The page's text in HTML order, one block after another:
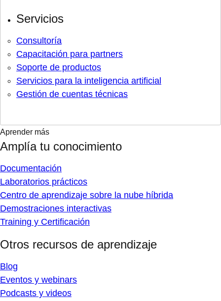
Servicios
Consultoría
Capacitación para partners
Soporte de productos
Servicios para la inteligencia artificial
Gestión de cuentas técnicas
Aprender más
Amplía tu conocimiento
Documentación
Laboratorios prácticos
Centro de aprendizaje sobre la nube híbrida
Demostraciones interactivas
Training y Certificación
Otros recursos de aprendizaje
Blog
Eventos y webinars
Podcasts y videos